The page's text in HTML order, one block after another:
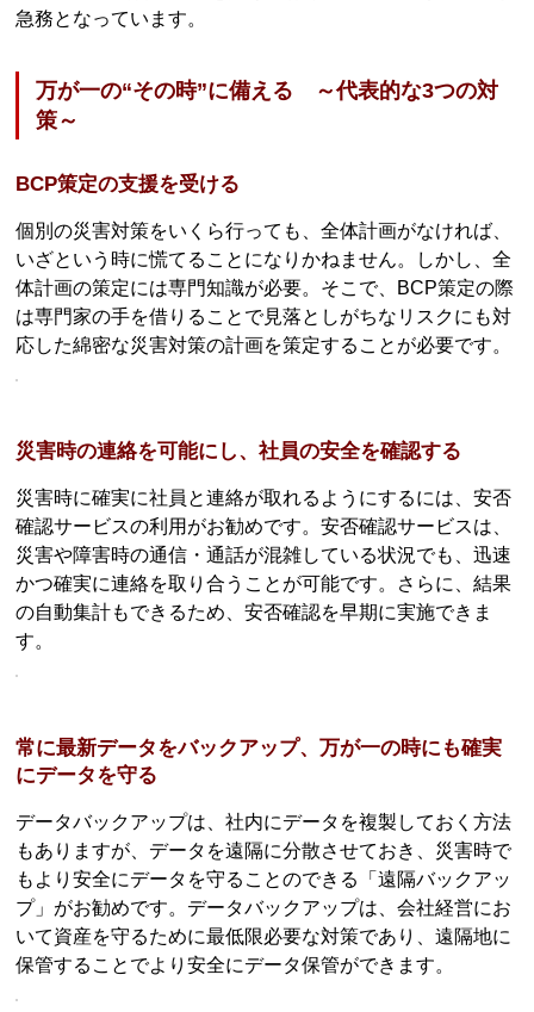
急務となっています。
万が一の“その時”に備える ～代表的な3つの対
策～
BCP策定の支援を受ける
個別の災害対策をいくら行っても、全体計画がなければ、
いざという時に慌てることになりかねません。しかし、全
体計画の策定には専門知識が必要。そこで、BCP策定の際
は専門家の手を借りることで見落としがちなリスクにも対
応した綿密な災害対策の計画を策定することが必要です。
災害時の連絡を可能にし、社員の安全を確認する
災害時に確実に社員と連絡が取れるようにするには、安否
確認サービスの利用がお勧めです。安否確認サービスは、
災害や障害時の通信・通話が混雑している状況でも、迅速
かつ確実に連絡を取り合うことが可能です。さらに、結果
の自動集計もできるため、安否確認を早期に実施できま
す。
常に最新データをバックアップ、万が一の時にも確実
にデータを守る
データバックアップは、社内にデータを複製しておく方法
もありますが、データを遠隔に分散させておき、災害時で
もより安全にデータを守ることのできる「遠隔バックアッ
プ」がお勧めです。データバックアップは、会社経営にお
いて資産を守るために最低限必要な対策であり、遠隔地に
保管することでより安全にデータ保管ができます。